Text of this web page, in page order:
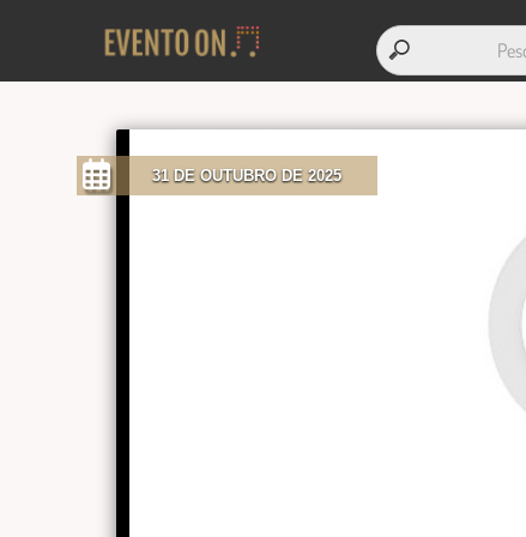
31 DE OUTUBRO DE 2025